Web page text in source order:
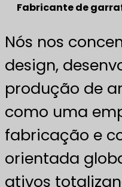
Fabricante de
Nós nos
design,
produção de
como uma
fabricação e
orientada
ativos